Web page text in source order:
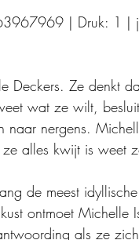
| Druk: 1
Deckers. Ze denkt
wat ze wilt,
naar nergens.
alles kwijt is weet
de meest
ontmoet Michelle
als ze